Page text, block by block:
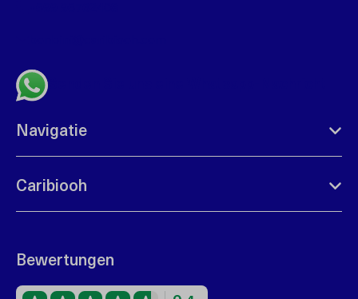
Navigatie
Caribiooh
Bewertungen